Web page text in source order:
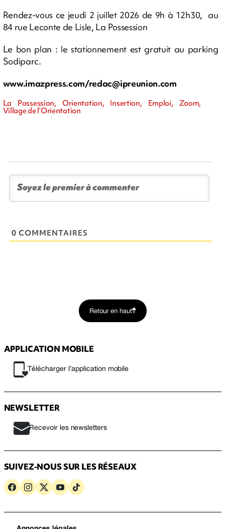
Rendez-vous ce jeudi 2 juillet 2026 de 9h à 12h30, au
84 rue Leconte de Lisle, La Possession
Le bon plan : le stationnement est gratuit au parking
Sodiparc.
www.imazpress.com/redac@ipreunion.com
La Possession, Orientation, Insertion, Emploi, Zoom,
Village de l’Orientation
0 COMMENTAIRES
Retour en haut
APPLICATION MOBILE
Télécharger l’application mobile
NEWSLETTER
Recevoir les newsletters
SUIVEZ-NOUS SUR LES RÉSEAUX